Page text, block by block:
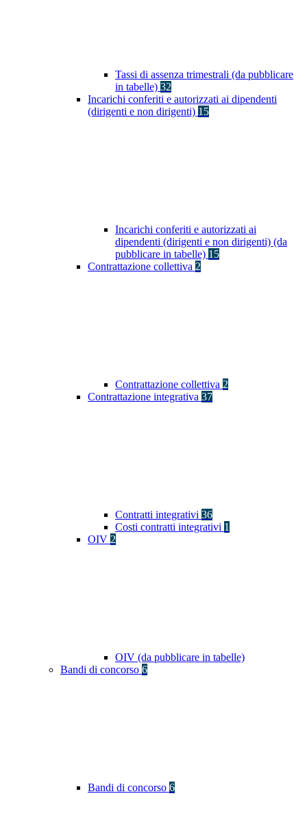
Tassi di assenza trimestrali (da pubblicare
in tabelle) 32
Incarichi conferiti e autorizzati ai dipendenti
(dirigenti e non dirigenti) 15
Incarichi conferiti e autorizzati ai
dipendenti (dirigenti e non dirigenti) (da
pubblicare in tabelle) 15
Contrattazione collettiva 2
Contrattazione collettiva 2
Contrattazione integrativa 37
Contratti integrativi 36
Costi contratti integrativi 1
OIV 2
OIV (da pubblicare in tabelle)
Bandi di concorso 6
Bandi di concorso 6